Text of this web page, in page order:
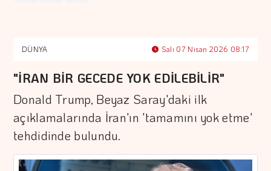
DÜNYA Salı 07 Nisan 2026 08:17
"İRAN BİR GECEDE YOK EDİLEBİLİR"
Donald Trump, Beyaz Saray'daki ilk
açıklamalarında İran'ın 'tamamını yok etme'
tehdidinde bulundu.